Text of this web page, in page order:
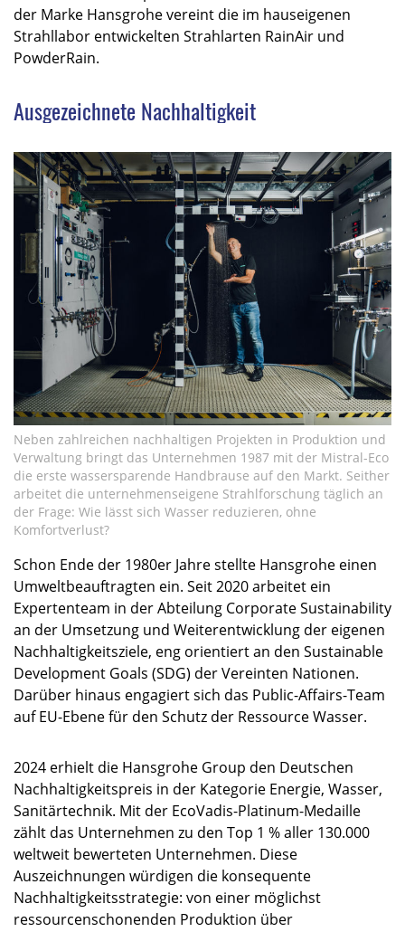
der Marke Hansgrohe vereint die im hauseigenen
Strahllabor entwickelten Strahlarten RainAir und
PowderRain.
Ausgezeichnete Nachhaltigkeit
Neben zahlreichen nachhaltigen Projekten in Produktion und
Verwaltung bringt das Unternehmen 1987 mit der Mistral-Eco
die erste wassersparende Handbrause auf den Markt. Seither
arbeitet die unternehmenseigene Strahlforschung täglich an
der Frage: Wie lässt sich Wasser reduzieren, ohne
Komfortverlust?
Schon Ende der 1980er Jahre stellte Hansgrohe einen
Umweltbeauftragten ein. Seit 2020 arbeitet ein
Expertenteam in der Abteilung Corporate Sustainability
an der Umsetzung und Weiterentwicklung der eigenen
Nachhaltigkeitsziele, eng orientiert an den Sustainable
Development Goals (SDG) der Vereinten Nationen.
Darüber hinaus engagiert sich das Public-Affairs-Team
auf EU-Ebene für den Schutz der Ressource Wasser.
2024 erhielt die Hansgrohe Group den Deutschen
Nachhaltigkeitspreis in der Kategorie Energie, Wasser,
Sanitärtechnik. Mit der EcoVadis-Platinum-Medaille
zählt das Unternehmen zu den Top 1 % aller 130.000
weltweit bewerteten Unternehmen. Diese
Auszeichnungen würdigen die konsequente
Nachhaltigkeitsstrategie: von einer möglichst
ressourcenschonenden Produktion über